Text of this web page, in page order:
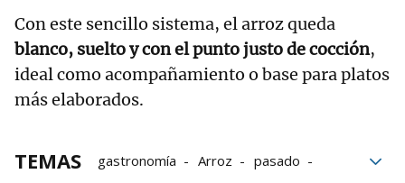
Con este sencillo sistema, el arroz queda
blanco, suelto y con el punto justo de cocción,
ideal como acompañamiento o base para platos
más elaborados.
TEMAS gastronomía Arroz
pasado